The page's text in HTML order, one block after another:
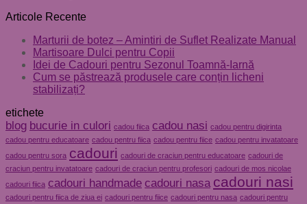
Articole Recente
Marturii de botez – Amintiri de Suflet Realizate Manual
Martisoare Dulci pentru Copii
Idei de Cadouri pentru Sezonul Toamnă-Iarnă
Cum se păstrează produsele care conțin licheni
stabilizați?
etichete
blog bucurie in culori cadou fiica cadou nasi cadou pentru digirinta
cadou pentru educatoare cadou pentru fiica cadou pentru fiice cadou pentru invatatoare
cadou pentru sora cadouri cadouri de craciun pentru educatoare cadouri de
craciun pentru invatatoare cadouri de craciun pentru profesori cadouri de mos nicolae
cadouri fiica cadouri handmade cadouri nasa cadouri nasi
cadouri pentru fiica de ziua ei cadouri pentru fiice cadouri pentru nasa cadouri pentru